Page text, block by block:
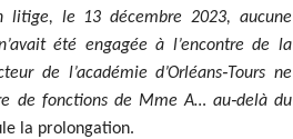
litige, le 13 décembre 2023, aucune
été engagée à l’encontre de la
de l’académie d’Orléans‑Tours ne
de fonctions de Mme A… au‑delà du
la prolongation.